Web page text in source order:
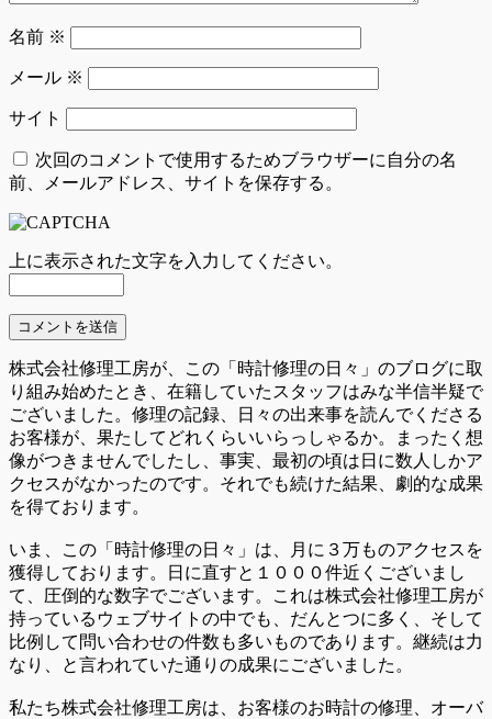
名前 ※
メール ※
サイト
次回のコメントで使用するためブラウザーに自分の名
前、メールアドレス、サイトを保存する。
上に表示された文字を入力してください。
株式会社修理工房が、この「時計修理の日々」のブログに取
り組み始めたとき、在籍していたスタッフはみな半信半疑で
ございました。修理の記録、日々の出来事を読んでくださる
お客様が、果たしてどれくらいいらっしゃるか。まったく想
像がつきませんでしたし、事実、最初の頃は日に数人しかア
クセスがなかったのです。それでも続けた結果、劇的な成果
を得ております。
いま、この「時計修理の日々」は、月に３万ものアクセスを
獲得しております。日に直すと１０００件近くございまし
て、圧倒的な数字でございます。これは株式会社修理工房が
持っているウェブサイトの中でも、だんとつに多く、そして
比例して問い合わせの件数も多いものであります。継続は力
なり、と言われていた通りの成果にございました。
私たち株式会社修理工房は、お客様のお時計の修理、オーバ